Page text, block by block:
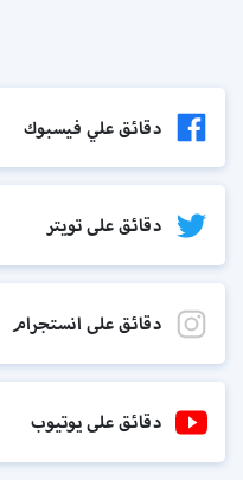
دقائق علي فيسبوك
دقائق على تويتر
دقائق على انستجرام
دقائق على يوتيوب